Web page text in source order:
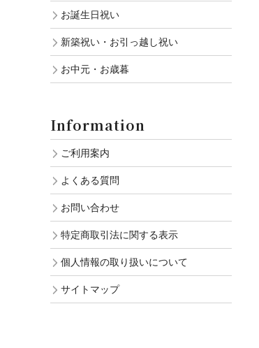
お誕生日祝い
新築祝い・お引っ越し祝い
お中元・お歳暮
Information
ご利用案内
よくある質問
お問い合わせ
特定商取引法に関する表示
個人情報の取り扱いについて
サイトマップ